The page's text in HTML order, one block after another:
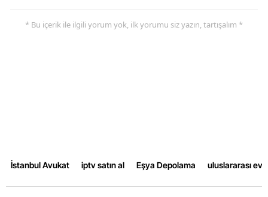
Ardahan
Düzce
* Bu içerik ile ilgili yorum yok, ilk yorumu siz yazın, tartışalım *
İstanbul Avukat iptv satın al Eşya Depolama uluslararası